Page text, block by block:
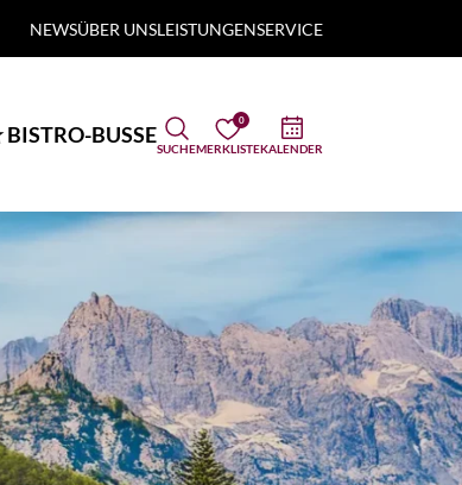
NEWSÜBER UNSLEISTUNGENSERVICE
BUSSE
SUCHE
0
MERKLISTEKALENDER